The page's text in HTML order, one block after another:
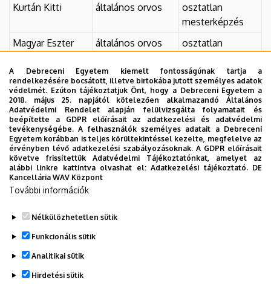
Kurtán Kitti
általános orvos
osztatlan
mesterképzés
Magyar Eszter
általános orvos
osztatlan
Székely Mihály
általános orvos
osztatlan
mesterképzés
Várkonyi Beáta
általános orvos
osztatlan
mesterképzés
Váróczy Csongor
Attila
általános orvos
osztatlan
mesterképzés
Legutóbb frissítve: 2024. 11. 27. 08:52
A Debreceni Egyetem kiemelt fontosságúnak tartja a
rendelkezésére bocsátott, illetve birtokába jutott személyes adatok
védelmét. Ezúton tájékoztatjuk Önt, hogy a Debreceni Egyetem a
2018. május 25. napjától kötelezően alkalmazandó Általános
Adatvédelmi Rendelet alapján felülvizsgálta folyamatait és
beépítette a GDPR előírásait az adatkezelési és adatvédelmi
tevékenységébe. A felhasználók személyes adatait a Debreceni
Egyetem korábban is teljes körültekintéssel kezelte, megfelelve az
érvényben lévő adatkezelési szabályozásoknak. A GDPR előírásait
követve frissítettük Adatvédelmi Tájékoztatónkat, amelyet az
alábbi linkre kattintva olvashat el:Adatkezelési tájékoztató. DE
Kancellária WAV Központ
További információk
Nélkülözhetetlen sütik
Funkcionális sütik
Analitikai sütik
Hirdetési sütik